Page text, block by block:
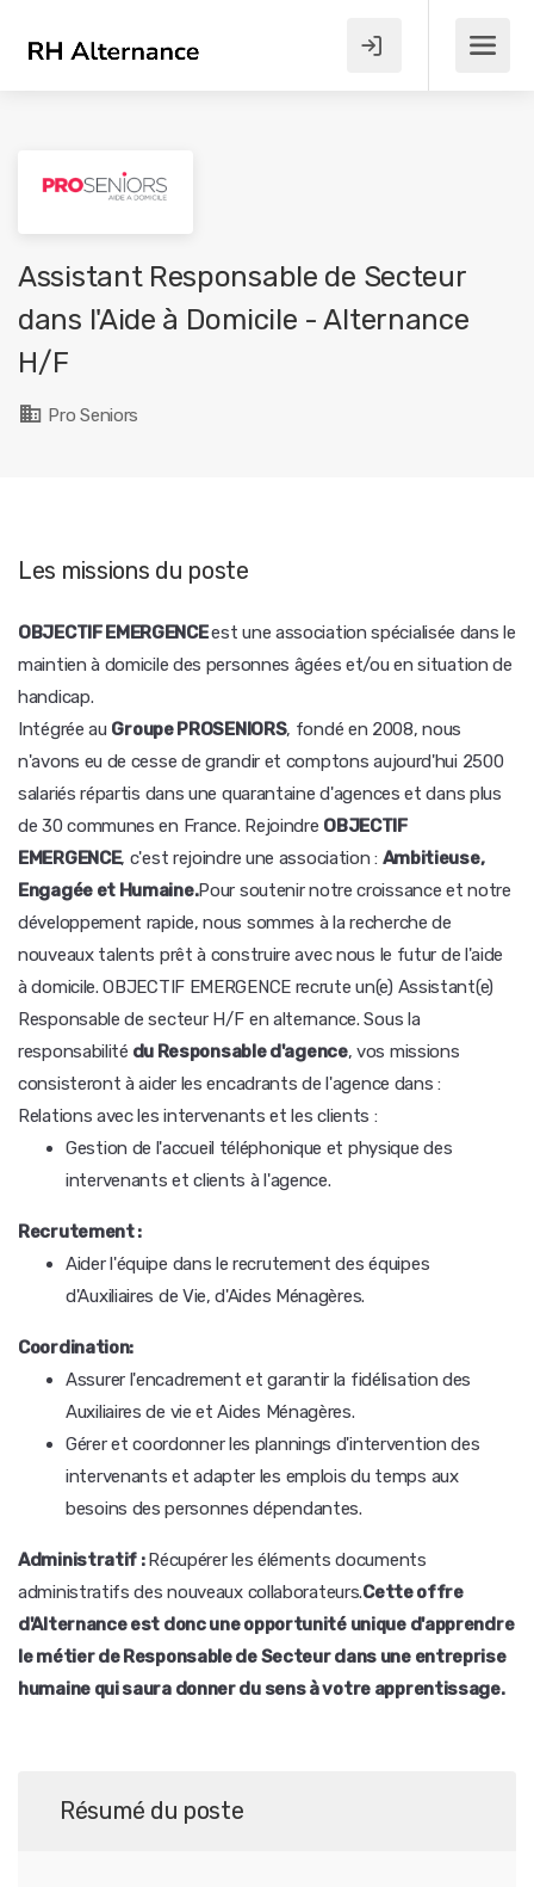
Assistant Responsable de Secteur
dans l'Aide à Domicile - Alternance
H/F
Pro Seniors
Les missions du poste
OBJECTIF EMERGENCEest une association spécialisée dans le
maintien à domicile des personnes âgées et/ou en situation de
handicap.
Intégrée au Groupe PROSENIORS, fondé en 2008, nous
n'avons eu de cesse de grandir et comptons aujourd'hui 2500
salariés répartis dans une quarantaine d'agences et dans plus
de 30 communes en France. Rejoindre OBJECTIF
EMERGENCE, c'est rejoindre une association : Ambitieuse,
Engagée et Humaine.Pour soutenir notre croissance et notre
développement rapide, nous sommes à la recherche de
nouveaux talents prêt à construire avec nous le futur de l'aide
à domicile. OBJECTIF EMERGENCE recrute un(e) Assistant(e)
Responsable de secteur H/F en alternance. Sous la
responsabilité du Responsable d'agence, vos missions
consisteront à aider les encadrants de l'agence dans :
Relations avec les intervenants et les clients :
Gestion de l'accueil téléphonique et physique des
intervenants et clients à l'agence.
Recrutement :
Aider l'équipe dans le recrutement des équipes
d'Auxiliaires de Vie, d'Aides Ménagères.
Coordination:
Assurer l'encadrement et garantir la fidélisation des
Auxiliaires de vie et Aides Ménagères.
Gérer et coordonner les plannings d'intervention des
intervenants et adapter les emplois du temps aux
besoins des personnes dépendantes.
Administratif :Récupérer les éléments documents
administratifs des nouveaux collaborateurs.Cette offre
d'Alternance est donc une opportunité unique d'apprendre
le métier de Responsable de Secteur dans une entreprise
humaine qui saura donner du sens à votre apprentissage.
Résumé du poste